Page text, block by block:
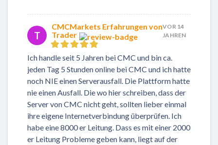
T
CMCMarkets Erfahrungen von
Trader
VOR 14
JAHREN
Ich handle seit 5 Jahren bei CMC und bin ca.
jeden Tag 5 Stunden online bei CMC und ich hatte
noch NIE einen Serverausfall. Die Plattform hatte
nie einen Ausfall. Die wo hier schreiben, dass der
Server von CMC nicht geht, sollten lieber einmal
ihre eigene Internetverbindung überprüfen. Ich
habe eine 8000 er Leitung. Dass es mit einer 2000
er Leitung Probleme geben kann, liegt auf der